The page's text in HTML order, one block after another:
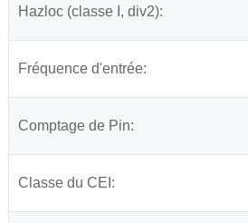
Hazloc (classe I, div2):
Fréquence d'entrée:
Comptage de Pin:
Classe du CEI: